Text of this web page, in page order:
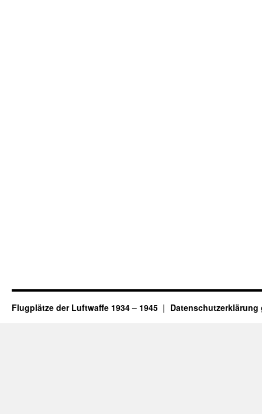
Flugplätze der Luftwaffe 1934 – 1945 Datenschutzerklärung